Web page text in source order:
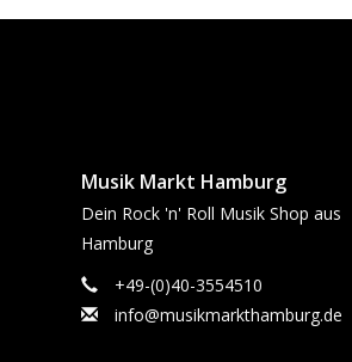
Musik Markt Hamburg
Dein Rock 'n' Roll Musik Shop aus
Hamburg
+49-(0)40-3554510
info@musikmarkthamburg.de